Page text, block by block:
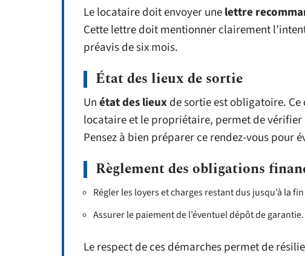
Le locataire doit envoyer unelettre
Cette lettre doit mentionner clairement
préavis de six mois.
État des lieux de sortie
Unétat des lieuxde sortie est obligatoire.
locataire et le propriétaire, permet de
Pensez à bien préparer ce rendez-vous pour
Règlement des obligations
Régler les loyers et charges restant dus jusqu’à la
Assurer le paiement de l’éventuel dépôt de garantie.
Le respect de ces démarches permet de